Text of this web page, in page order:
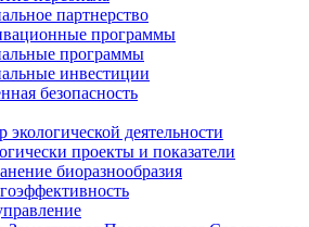
партнерство
программы
программы
инвестиции
безопасность
экологической деятельности
проекты и показатели
биоразнообразия